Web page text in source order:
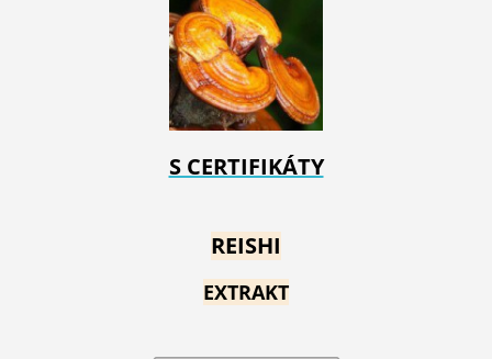
S CERTIFIKÁTY
REISHI
EXTRAKT